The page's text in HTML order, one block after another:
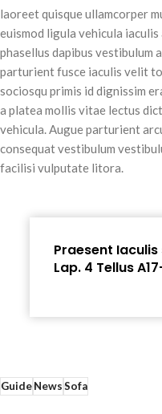
laoreet quisque ullamcorper
euismod ligula vehicula
phasellus dapibus vestibulum
parturient fusce iaculis velit
sociosqu primis id dignissim
a platea mollis vitae lectus
vehicula. Augue parturient
consequat vestibulum
facilisi vulputate litora.
Praesent
Lap. 4 Tellus
GuideNewsSofa